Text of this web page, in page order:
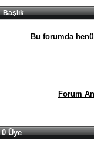
Başlık
Bu forumda
Forum
Üye